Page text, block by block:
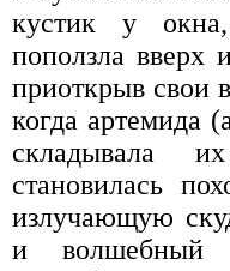
кустик у
поползла вверх
приоткрыв свои
когда артемида
складывала
становилась
излучающую
и волшебный